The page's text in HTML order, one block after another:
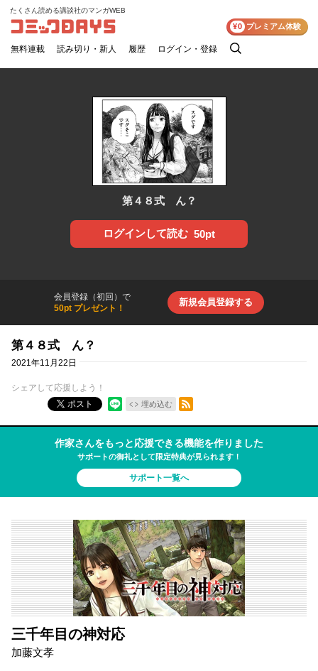
コミックDAYS
たくさん読める講談社のマンガWEB
無料連載 読み切り・新人 履歴 ログイン・登録
検
¥0 プレミアム体験
第４８式 ん？
ログインして読む 50pt
会員登録（初回）で
50pt プレゼント！
新規会員登録する
第４８式 ん？
2021年11月22日
シェアして応援しよう！
ポスト
埋め込む
RSSフィード
作家さんをもっと応援できる機能を作りました
サポートの御礼として限定特典が見られます！
サポート一覧へ
三千年目の神対応
加藤文孝